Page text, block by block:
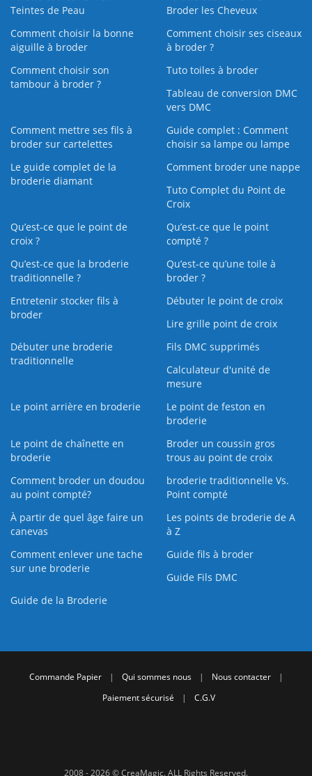
Teintes de Peau
Broder les Cheveux
Comment choisir la bonne
aiguille à broder
Comment choisir ses ciseaux
à broder ?
Comment choisir son
tambour à broder ?
Tuto toiles à broder
Tableau de conversion DMC
vers DMC
Comment mettre ses fils à
broder sur cartelettes
Guide complet : Comment
choisir sa lampe ou lampe
Le guide complet de la
broderie diamant
Comment broder une nappe
Tuto Complet du Point de
Croix
Qu’est-ce que le point de
croix ?
Qu’est-ce que le point
compté ?
Qu’est-ce que la broderie
traditionnelle ?
Qu’est‑ce qu’une toile à
broder ?
Entretenir stocker fils à
broder
Débuter le point de croix
Lire grille point de croix
Débuter une broderie
traditionnelle
Fils DMC supprimés
Calculateur d'unité de
mesure
Le point arrière en broderie
Le point de feston en
broderie
Le point de chaînette en
broderie
Broder un coussin gros
trous au point de croix
Comment broder un doudou
au point compté?
broderie traditionnelle Vs.
Point compté
À partir de quel âge faire un
canevas
Les points de broderie de A
à Z
Comment enlever une tache
sur une broderie
Guide fils à broder
Guide Fils DMC
Guide de la Broderie
Commande Papier | Qui sommes nous | Nous contacter
|
Paiement sécurisé
| C.G.V
2008 - 2026 © CreaMagic. ALL Rights Reserved.